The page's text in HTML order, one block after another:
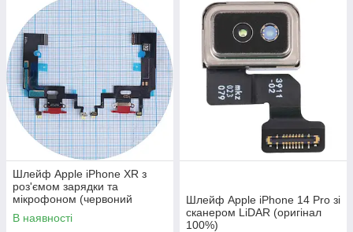
Шлейф Apple iPhone XR з
роз'ємом зарядки та
мікрофоном (червоний
оригінал Китай)
В наявності
Шлейф Apple iPhone 14 Pro зі
сканером LiDAR (оригінал
100%)